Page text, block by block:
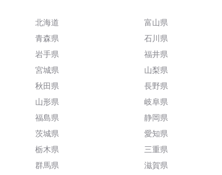
北海道
青森県
岩手県
宮城県
秋田県
山形県
福島県
茨城県
栃木県
群馬県
富山県
石川県
福井県
山梨県
長野県
岐阜県
静岡県
愛知県
三重県
滋賀県